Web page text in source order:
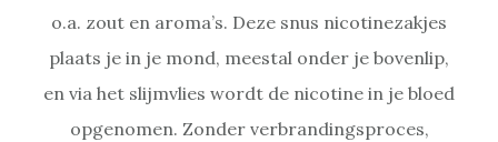
o.a. zout en aroma’s. Deze snus nicotinezakjes
plaats je in je mond, meestal onder je bovenlip,
en via het slijmvlies wordt de nicotine in je bloed
opgenomen. Zonder verbrandingsproces,